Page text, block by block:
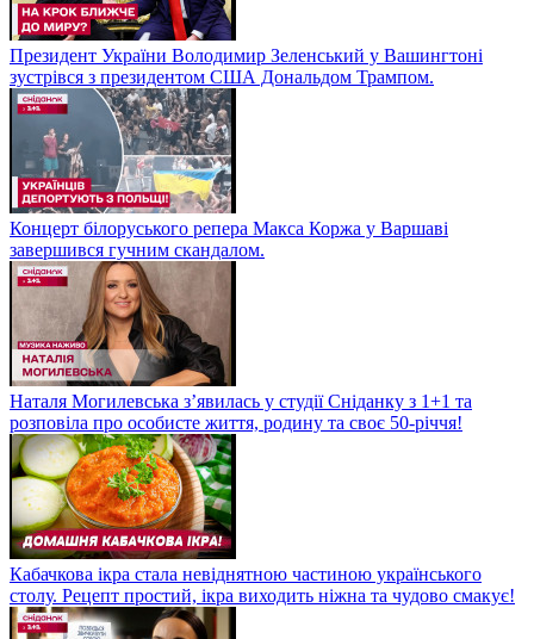
Президент України Володимир Зеленський у Вашингтоні
зустрівся з президентом США Дональдом Трампом.
Концерт білоруського репера Макса Коржа у Варшаві
завершився гучним скандалом.
Наталя Могилевська з’явилась у студії Сніданку з 1+1 та
розповіла про особисте життя, родину та своє 50-річчя!
Кабачкова ікра стала невіднятною частиною українського
столу. Рецепт простий, ікра виходить ніжна та чудово смакує!